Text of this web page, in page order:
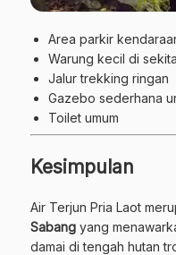
Area parkir
Warung kecil di
Jalur trekking ringan
Gazebo sederhana
Toilet umum
Kesimpulan
Air Terjun Pria Laot
Sabang yang
damai di tengah hutan